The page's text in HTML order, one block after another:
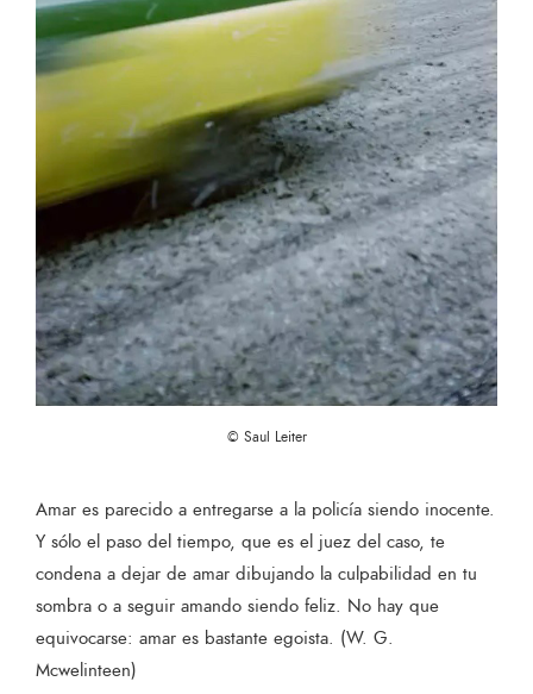
© Saul Leiter
Amar es parecido a entregarse a la policía siendo inocente.
Y sólo el paso del tiempo, que es el juez del caso, te
condena a dejar de amar dibujando la culpabilidad en tu
sombra o a seguir amando siendo feliz. No hay que
equivocarse: amar es bastante egoista. (W. G.
Mcwelinteen)